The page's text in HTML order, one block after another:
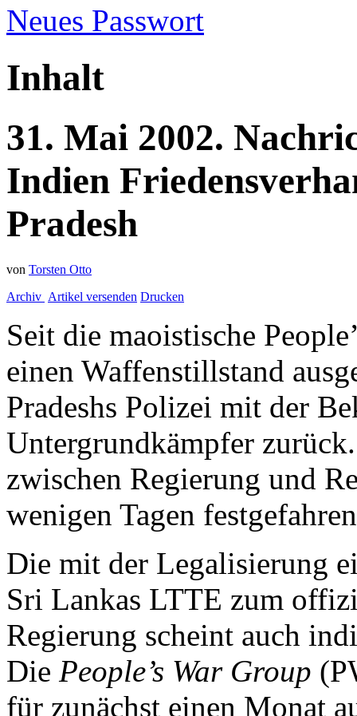
Neues Passwort
Inhalt
31. Mai 2002.
Indien
Pradesh
von Torsten Otto
Archiv Artikel versenden Drucken
Seit die maoistische
einen Waffenstillstand
Pradeshs Polizei mit der
Untergrundkämpfer
zwischen Regierung und
wenigen Tagen
Die mit der Legalisierung
Sri Lankas LTTE zum
Regierung scheint auch
Die People’s War Group
für zunächst einen Monat